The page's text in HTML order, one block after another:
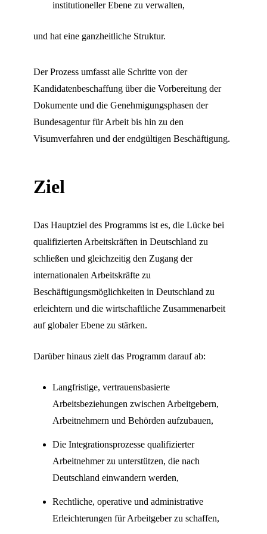
institutioneller Ebene zu verwalten,
und hat eine ganzheitliche Struktur.
Der Prozess umfasst alle Schritte von der
Kandidatenbeschaffung über die Vorbereitung der
Dokumente und die Genehmigungsphasen der
Bundesagentur für Arbeit bis hin zu den
Visumverfahren und der endgültigen Beschäftigung.
Ziel
Das Hauptziel des Programms ist es, die Lücke bei
qualifizierten Arbeitskräften in Deutschland zu
schließen und gleichzeitig den Zugang der
internationalen Arbeitskräfte zu
Beschäftigungsmöglichkeiten in Deutschland zu
erleichtern und die wirtschaftliche Zusammenarbeit
auf globaler Ebene zu stärken.
Darüber hinaus zielt das Programm darauf ab:
Langfristige, vertrauensbasierte
Arbeitsbeziehungen zwischen Arbeitgebern,
Arbeitnehmern und Behörden aufzubauen,
Die Integrationsprozesse qualifizierter
Arbeitnehmer zu unterstützen, die nach
Deutschland einwandern werden,
Rechtliche, operative und administrative
Erleichterungen für Arbeitgeber zu schaffen,